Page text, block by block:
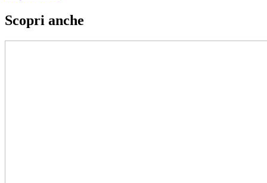
Scopri anche